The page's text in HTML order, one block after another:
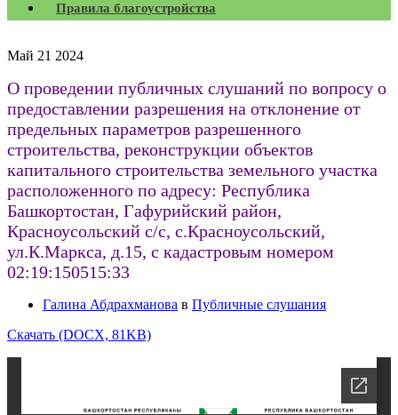
Правила благоустройства
Май 21 2024
О проведении публичных слушаний по вопросу о
предоставлении разрешения на отклонение от
предельных параметров разрешенного
строительства, реконструкции объектов
капитального строительства земельного участка
расположенного по адресу: Республика
Башкортостан, Гафурийский район,
Красноусольский с/с, с.Красноусольский,
ул.К.Маркса, д.15, с кадастровым номером
02:19:150515:33
Галина Абдрахманова в Публичные слушания
Скачать (DOCX, 81KB)